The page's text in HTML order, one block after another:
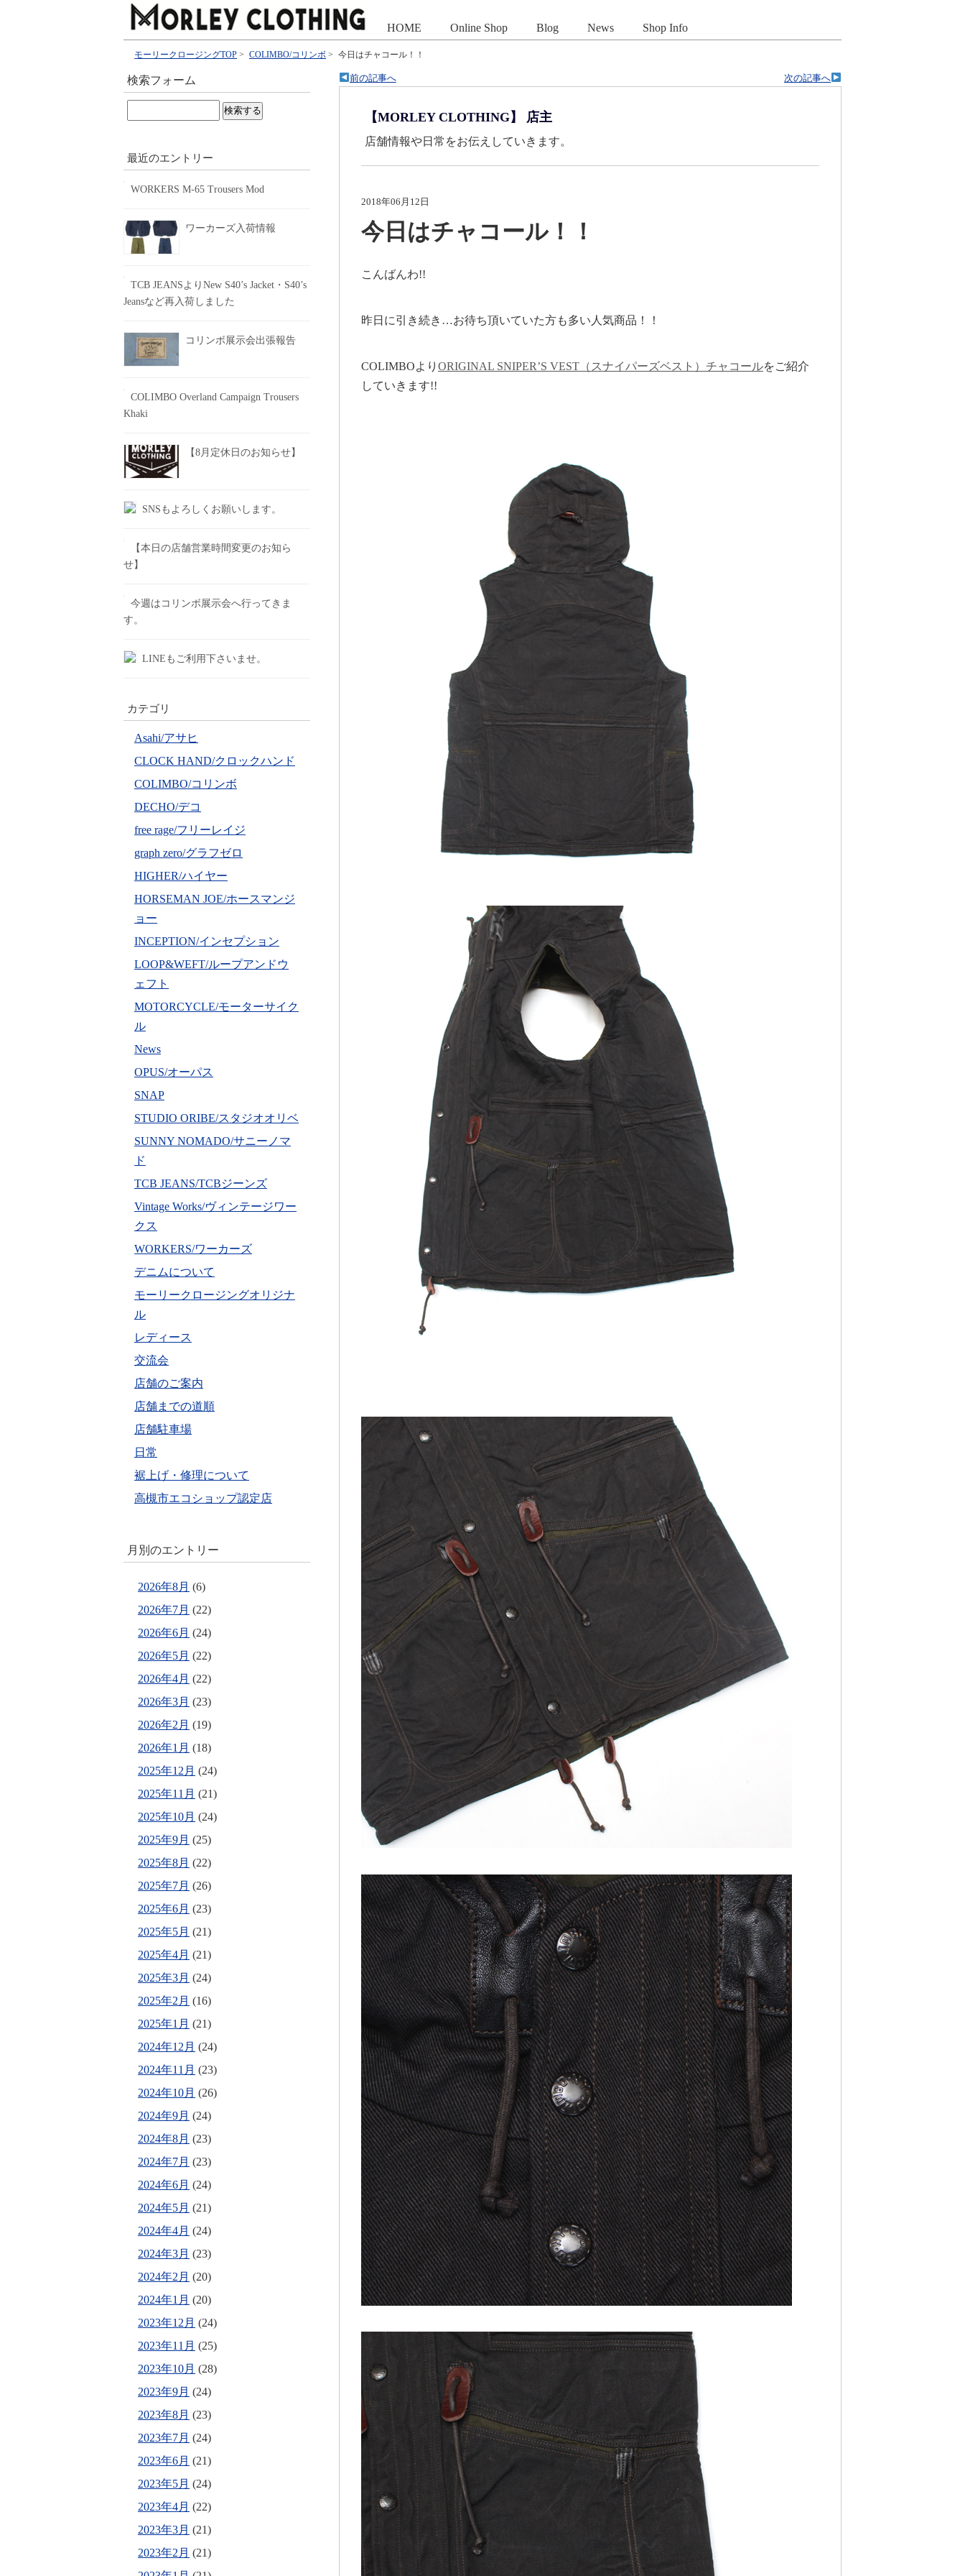
HOME Online Shop Blog News Shop Info
モーリークロージングTOP > COLIMBO/コリンボ > 今日はチャコール！！
次の記事へ
前の記事へ
【MORLEY CLOTHING】 店主
店舗情報や日常をお伝えしていきます。
2018年06月12日
今日はチャコール！！
こんばんわ!!
昨日に引き続き…お待ち頂いていた方も多い人気商品！！
COLIMBOより ORIGINAL SNIPER’S VEST（スナイパーズベスト）チャコールをご紹介
していきます!!
検索フォーム
最近のエントリー
WORKERS M-65 Trousers Mod
ワーカーズ入荷情報
TCB JEANSよりNew S40’s Jacket・S40’s
Jeansなど再入荷しました
コリンボ展示会出張報告
COLIMBO Overland Campaign Trousers
Khaki
【8月定休日のお知らせ】
SNSもよろしくお願いします。
【本日の店舗営業時間変更のお知ら
せ】
今週はコリンボ展示会へ行ってきま
す。
LINEもご利用下さいませ。
カテゴリ
Asahi/アサヒ
CLOCK HAND/クロックハンド
COLIMBO/コリンボ
DECHO/デコ
free rage/フリーレイジ
graph zero/グラフゼロ
HIGHER/ハイヤー
HORSEMAN JOE/ホースマンジ
ョー
INCEPTION/インセプション
LOOP&WEFT/ループアンドウ
ェフト
MOTORCYCLE/モーターサイク
ル
News
OPUS/オーパス
SNAP
STUDIO ORIBE/スタジオオリベ
SUNNY NOMADO/サニーノマ
ド
TCB JEANS/TCBジーンズ
Vintage Works/ヴィンテージワー
クス
WORKERS/ワーカーズ
デニムについて
モーリークロージングオリジナ
ル
レディース
交流会
店舗のご案内
店舗までの道順
店舗駐車場
日常
裾上げ・修理について
高槻市エコショップ認定店
月別のエントリー
2026年8月 (6)
2026年7月 (22)
2026年6月 (24)
2026年5月 (22)
2026年4月 (22)
2026年3月 (23)
2026年2月 (19)
2026年1月 (18)
2025年12月 (24)
2025年11月 (21)
2025年10月 (24)
2025年9月 (25)
2025年8月 (22)
2025年7月 (26)
2025年6月 (23)
2025年5月 (21)
2025年4月 (21)
2025年3月 (24)
2025年2月 (16)
2025年1月 (21)
2024年12月 (24)
2024年11月 (23)
2024年10月 (26)
2024年9月 (24)
2024年8月 (23)
2024年7月 (23)
2024年6月 (24)
2024年5月 (21)
2024年4月 (24)
2024年3月 (23)
2024年2月 (20)
2024年1月 (20)
2023年12月 (24)
2023年11月 (25)
2023年10月 (28)
2023年9月 (24)
2023年8月 (23)
2023年7月 (24)
2023年6月 (21)
2023年5月 (24)
2023年4月 (22)
2023年3月 (21)
2023年2月 (21)